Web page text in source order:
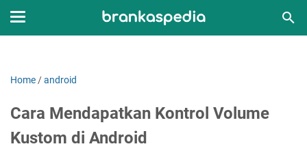
Home /android
Cara Mendapatkan Kontrol Volume
Kustom di Android